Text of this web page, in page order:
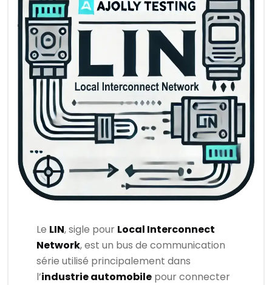
Le LIN, sigle pour Local Interconnect
Network, est un bus de communication
série utilisé principalement dans
l’industrie automobile pour connecter